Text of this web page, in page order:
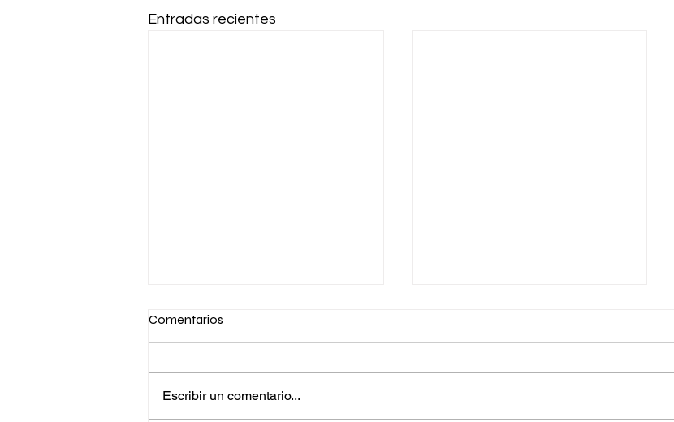
Entradas recientes
Comentarios
Escribir un comentario...